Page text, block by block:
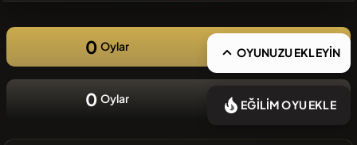
0 Oylar OYUNUZU EKLEYİN
0 Oylar EĞİLİM OYU EKLE